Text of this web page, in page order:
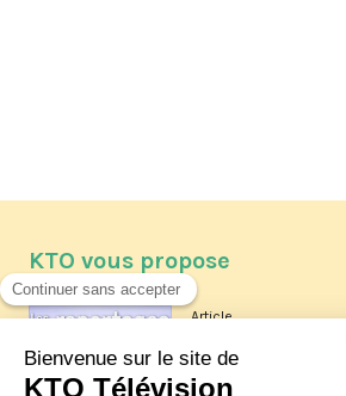
KTO vous propose
Article
Les reportages